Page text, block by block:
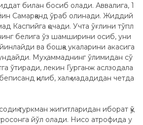
билан босиб олади. Аввалига, 1
Самарқанд ўраб олинади. Жиддий
Каспийга қочади. Учта ўғлини тўпл
белига ўз шамширини осиб, уни
ва бошқа укаларини акасига
Муҳаммаднинг ўлимидан сў
ўтиради, лекин Гурганж аслзодала
қилиб, халқ мададидан четда
туркман жигитларидан иборат қў
йўл олади. Нисо атрофида у